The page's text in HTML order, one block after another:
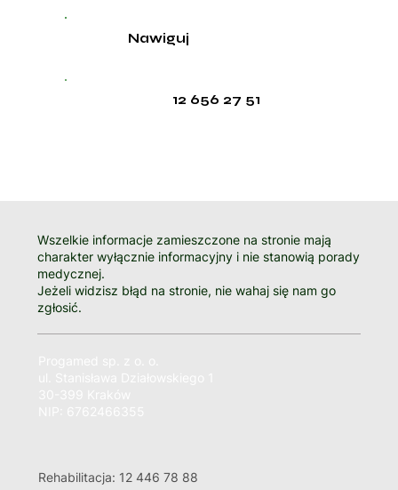
12 656 27 51
Nawiguj
Wszelkie informacje zamieszczone na stronie mają
charakter wyłącznie informacyjny i nie stanowią porady
medycznej.
Jeżeli widzisz błąd na stronie, nie wahaj się nam go
zgłosić.
Rehabilitacja: 12 446 78 88